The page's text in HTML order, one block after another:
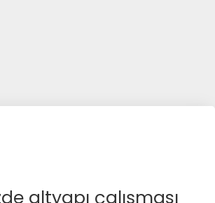
altyapı çalışması